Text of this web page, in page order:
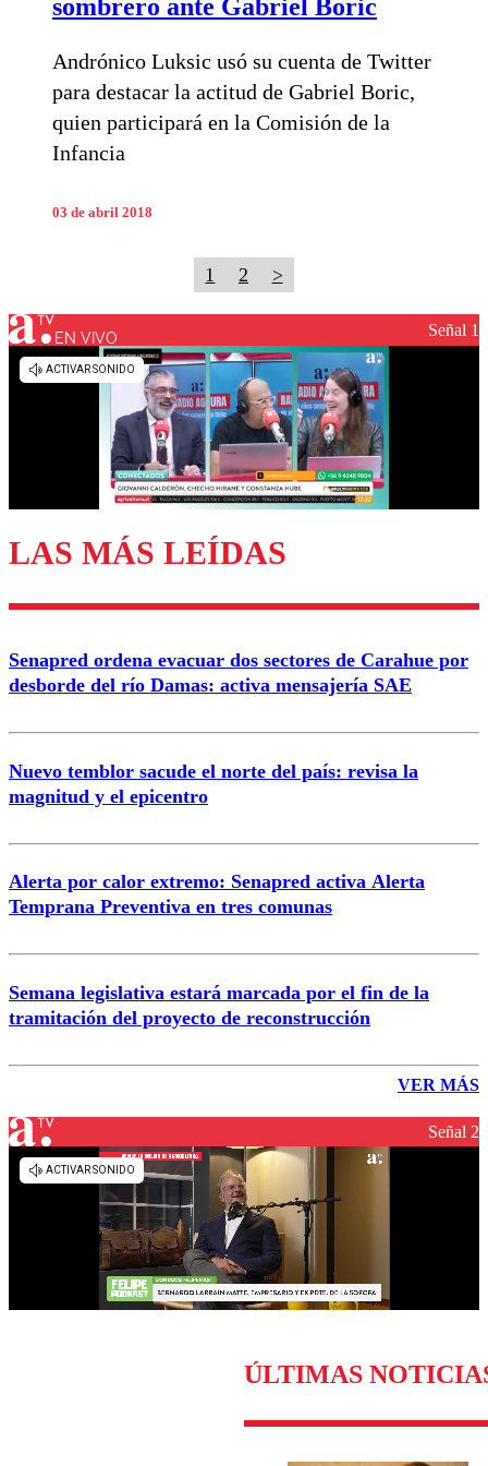
sombrero ante Gabriel Boric
Andrónico Luksic usó su cuenta de Twitter
para destacar la actitud de Gabriel Boric,
quien participará en la Comisión de la
Infancia
03 de abril 2018
1 2 >
EN VIVO Señal 1
LAS MÁS LEÍDAS
Senapred ordena evacuar dos sectores de Carahue por
desborde del río Damas: activa mensajería SAE
Nuevo temblor sacude el norte del país: revisa la
magnitud y el epicentro
Alerta por calor extremo: Senapred activa Alerta
Temprana Preventiva en tres comunas
Semana legislativa estará marcada por el fin de la
tramitación del proyecto de reconstrucción
VER MÁS
Señal 2
ÚLTIMAS